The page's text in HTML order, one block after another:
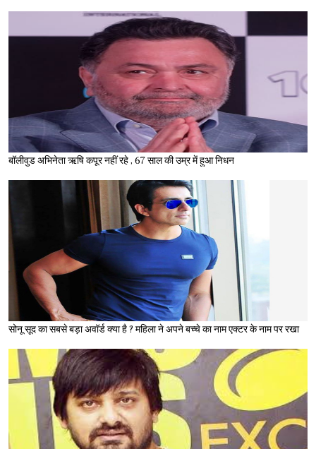
बॉलीवुड अभिनेता ऋषि कपूर नहीं रहे , 67 साल की उम्र में हुआ निधन
सोनू सूद का सबसे बड़ा अवॉर्ड क्या है ? महिला ने अपने बच्चे का नाम एक्टर के नाम पर रखा